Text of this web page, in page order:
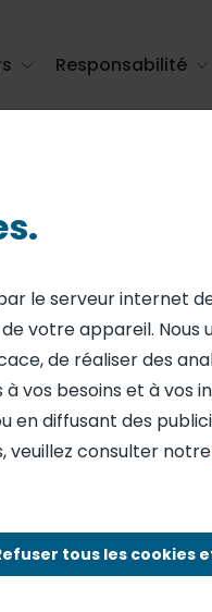
Responsabilité
D'ACTIONS
23
le serveur internet
votre appareil. Nous
de réaliser des
vos besoins et à vos
en diffusant des
veuillez consulter notre
tous les cookies